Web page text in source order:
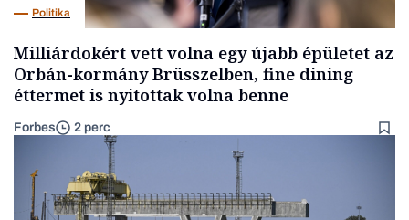
Politika
Milliárdokért vett volna egy újabb épületet az
Orbán-kormány Brüsszelben, fine dining
éttermet is nyitottak volna benne
Forbes 2 perc